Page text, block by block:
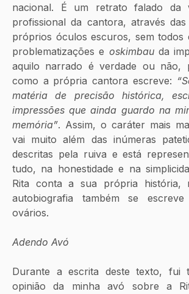
nacional. É um retrato falado da
profissional da cantora, através
próprios óculos escuros, sem todos
problematizações e oskimbau da
aquilo narrado é verdade ou não,
como a própria cantora escreve:
matéria de precisão histórica,
impressões que ainda guardo na
memória”. Assim, o caráter mais
vai muito além das inúmeras
descritas pela ruiva e está
tudo, na honestidade e na
Rita conta a sua própria história,
autobiografia também se
ovários.
Adendo Avó
Durante a escrita deste texto, fui
opinião da minha avó sobre a